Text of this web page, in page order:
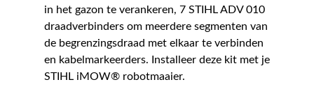
in het gazon te verankeren, 7 STIHL ADV 010
draadverbinders om meerdere segmenten van
de begrenzingsdraad met elkaar te verbinden
en kabelmarkeerders. Installeer deze kit met je
STIHL iMOW® robotmaaier.